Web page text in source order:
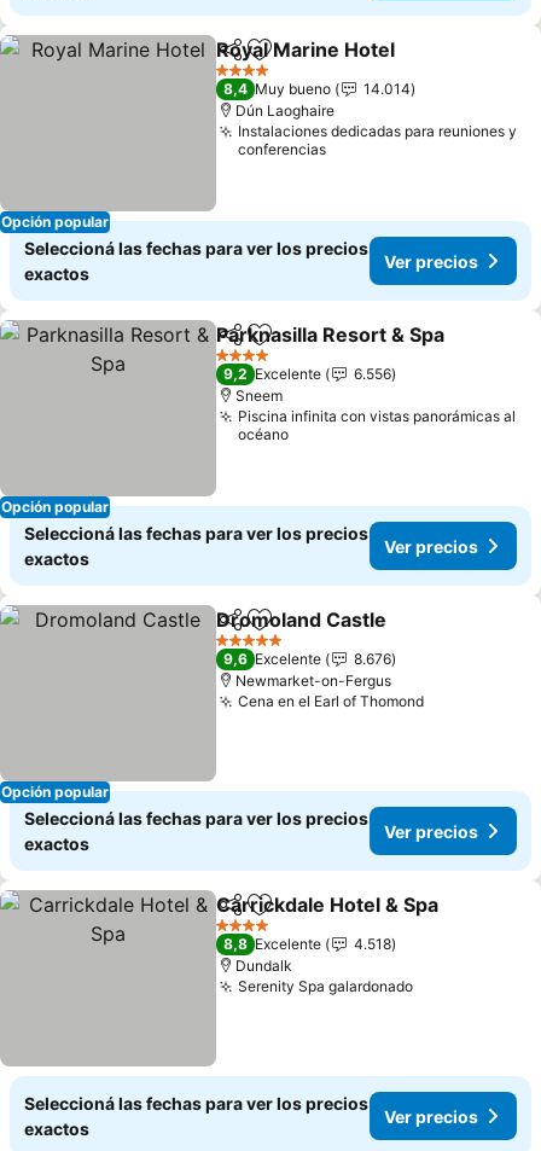
Opción popular
CompartirAñadir a favoritos
Royal Marine Hotel
4 Estrellas
8,4 Muy bueno
14.014
Dún Laoghaire
Instalaciones dedicadas para reuniones y
conferencias
Seleccioná las fechas para ver los precios
exactos
Ver precios
Opción popular
CompartirAñadir a favoritos
Parknasilla Resort & Spa
4 Estrellas
9,2 Excelente
6.556
Sneem
Piscina infinita con vistas panorámicas al
océano
Seleccioná las fechas para ver los precios
exactos
Ver precios
Opción popular
CompartirAñadir a favoritos
Dromoland Castle
5 Estrellas
9,6 Excelente
8.676
Newmarket-on-Fergus
Cena en el Earl of ThomondVer precios
Seleccioná las fechas para ver los precios
exactos
Ver precios
CompartirAñadir a favoritos
Carrickdale Hotel & Spa
4 Estrellas
8,8 Excelente
4.518
Dundalk
Serenity Spa galardonadoVer precios
Seleccioná las fechas para ver los precios
exactos
Ver precios